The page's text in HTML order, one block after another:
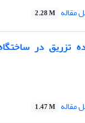
مقاله 2.28 M
تزریق در
مقاله 1.47 M